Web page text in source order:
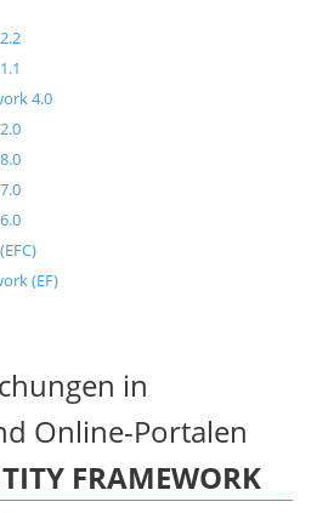
4.0
(EF)
in
Online-Portalen
FRAMEWORK